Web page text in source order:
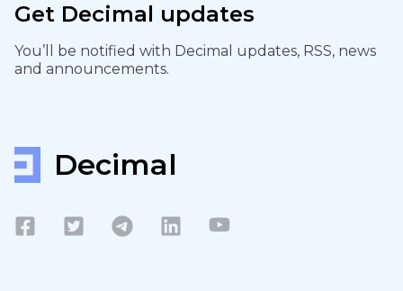
Get Decimal updates
You’ll be notified with Decimal updates, RSS, news
and announcements.
Decimal